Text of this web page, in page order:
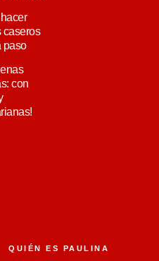
caseros
paso
con
QUIÉN ES PAULINA